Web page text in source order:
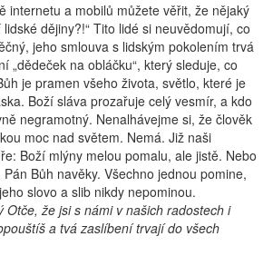
internetu a mobilů můžete věřit, že nějaký
dějiny?!“ Tito lidé si neuvědomují, co
jeho smlouva s lidským pokolením trvá
„dědeček na obláčku“, který sleduje, co
je pramen všeho života, světlo, které je
Boží sláva prozařuje celý vesmír, a kdo
negramotný. Nenalhávejme si, že člověk
moc nad světem. Nemá. Již naši
Boží mlýny melou pomalu, ale jistě. Nebo
Bůh navěky. Všechno jednou pomine,
slovo a slib nikdy nepominou.
Otče, že jsi s námi v našich radostech i
a tvá zaslíbení trvají do všech